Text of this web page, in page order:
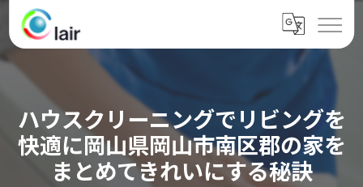
ハウスクリーニングでリビングを
快適に岡山県岡山市南区郡の家を
まとめてきれいにする秘訣